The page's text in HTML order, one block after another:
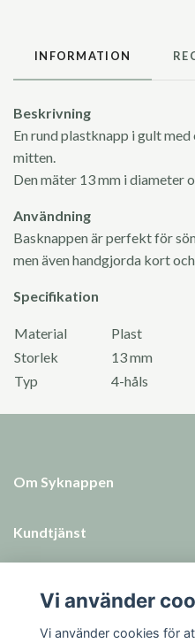
INFORMATION
Beskrivning
En rund plastknapp i gult
mitten.
Den mäter 13 mm i diameter
Användning
Basknappen är perfekt för
men även handgjorda kort
Specifikation
Material
Plast
Storlek
13 mm
Typ
4-håls
Om Syknappen
Kundtjänst
Sociala medier
Vi använder
Vi använder cookies för